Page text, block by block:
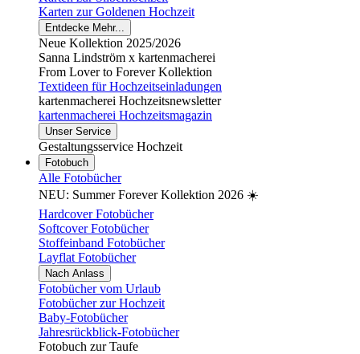
Karten zur Goldenen Hochzeit
Entdecke Mehr...
Neue Kollektion 2025/2026
Sanna Lindström x kartenmacherei
From Lover to Forever Kollektion
Textideen für Hochzeitseinladungen
kartenmacherei Hochzeitsnewsletter
kartenmacherei Hochzeitsmagazin
Unser Service
Gestaltungsservice Hochzeit
Fotobuch
Alle Fotobücher
NEU: Summer Forever Kollektion 2026 ☀️
Hardcover Fotobücher
Softcover Fotobücher
Stoffeinband Fotobücher
Layflat Fotobücher
Nach Anlass
Fotobücher vom Urlaub
Fotobücher zur Hochzeit
Baby-Fotobücher
Jahresrückblick-Fotobücher
Fotobuch zur Taufe